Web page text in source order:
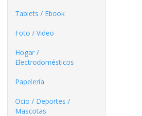
Tablets / Ebook
Foto / Video
Hogar /
Electrodomésticos
Papelería
Ocio / Deportes /
Mascotas